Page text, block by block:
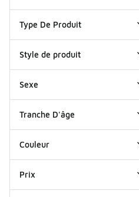
Type De Produit
Style de produit
Sexe
Tranche D'âge
Couleur
Prix